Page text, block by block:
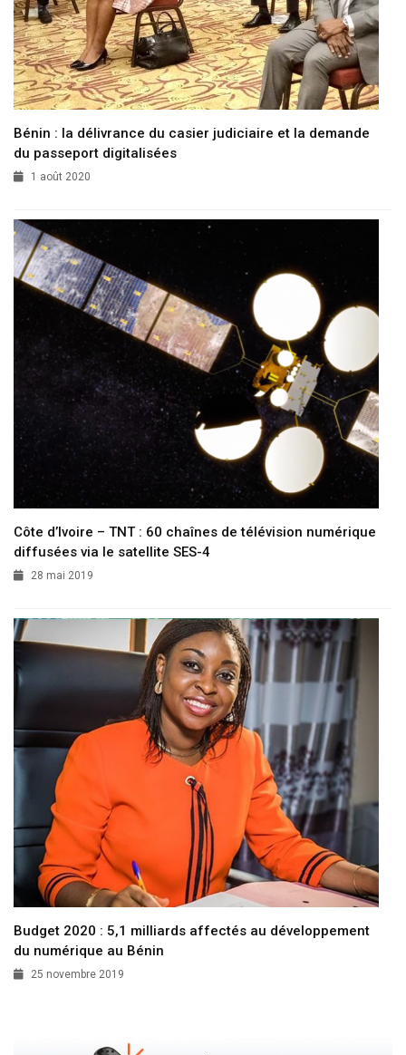
Bénin : la délivrance du casier judiciaire et la demande
du passeport digitalisées
1 août 2020
Côte d’Ivoire – TNT : 60 chaînes de télévision numérique
diffusées via le satellite SES-4
28 mai 2019
Budget 2020 : 5,1 milliards affectés au développement
du numérique au Bénin
25 novembre 2019